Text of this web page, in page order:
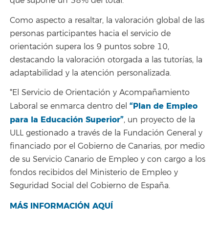
Como aspecto a resaltar, la valoración global de las
personas participantes hacia el servicio de
orientación supera los 9 puntos sobre 10,
destacando la valoración otorgada a las tutorías, la
adaptabilidad y la atención personalizada.
*El Servicio de Orientación y Acompañamiento
Laboral se enmarca dentro del “Plan de Empleo
para la Educación Superior”, un proyecto de la
ULL gestionado a través de la Fundación General y
financiado por el Gobierno de Canarias, por medio
de su Servicio Canario de Empleo y con cargo a los
fondos recibidos del Ministerio de Empleo y
Seguridad Social del Gobierno de España.
MÁS INFORMACIÓN AQUÍ